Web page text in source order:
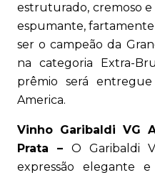
estruturado, cremoso e
espumante,
ser o campeão da
na categoria Extra-
prêmio será
America.
Vinho Garibaldi VG
Prata – O Garibaldi
expressão elegante